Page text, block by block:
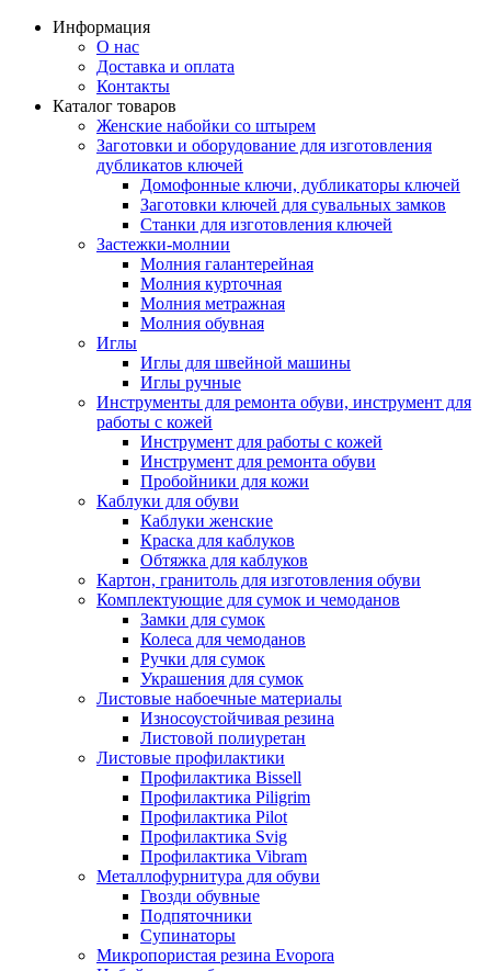
Информация
О нас
Доставка и оплата
Контакты
Каталог товаров
Женские набойки со штырем
Заготовки и оборудование для изготовления
дубликатов ключей
Домофонные ключи, дубликаторы ключей
Заготовки ключей для сувальных замков
Станки для изготовления ключей
Застежки-молнии
Молния галантерейная
Молния курточная
Молния метражная
Молния обувная
Иглы
Иглы для швейной машины
Иглы ручные
Инструменты для ремонта обуви, инструмент для
работы с кожей
Инструмент для работы с кожей
Инструмент для ремонта обуви
Пробойники для кожи
Каблуки для обуви
Каблуки женские
Краска для каблуков
Обтяжка для каблуков
Картон, гранитоль для изготовления обуви
Комплектующие для сумок и чемоданов
Замки для сумок
Колеса для чемоданов
Ручки для сумок
Украшения для сумок
Листовые набоечные материалы
Износоустойчивая резина
Листовой полиуретан
Листовые профилактики
Профилактика Bissell
Профилактика Piligrim
Профилактика Pilot
Профилактика Svig
Профилактика Vibram
Металлофурнитура для обуви
Гвозди обувные
Подпяточники
Супинаторы
Микропористая резина Evopora